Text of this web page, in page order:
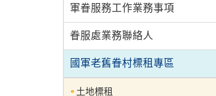
軍眷服務工作業務事項
眷服處業務聯絡人
國軍老舊眷村標租專區
土地標租